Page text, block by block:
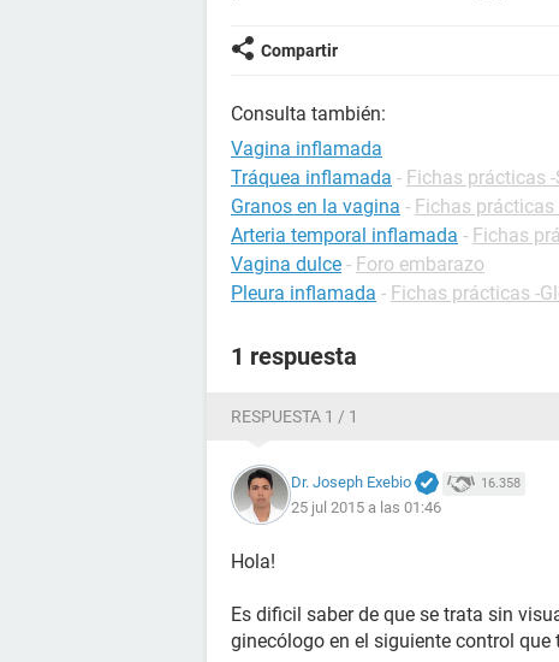
Compartir
Consulta también:
Vagina inflamada
Tráquea inflamada - Fichas prácticas
Granos en la vagina - Fichas prácticas
Arteria temporal inflamada - Fichas
Vagina dulce - Foro embarazo
Pleura inflamada - Fichas prácticas -
1 respuesta
RESPUESTA 1 / 1
Dr. Joseph Exebio 16.358
25 jul 2015 a las 01:46
Hola!
Es dificil saber de que se trata sin
ginecólogo en el siguiente control que